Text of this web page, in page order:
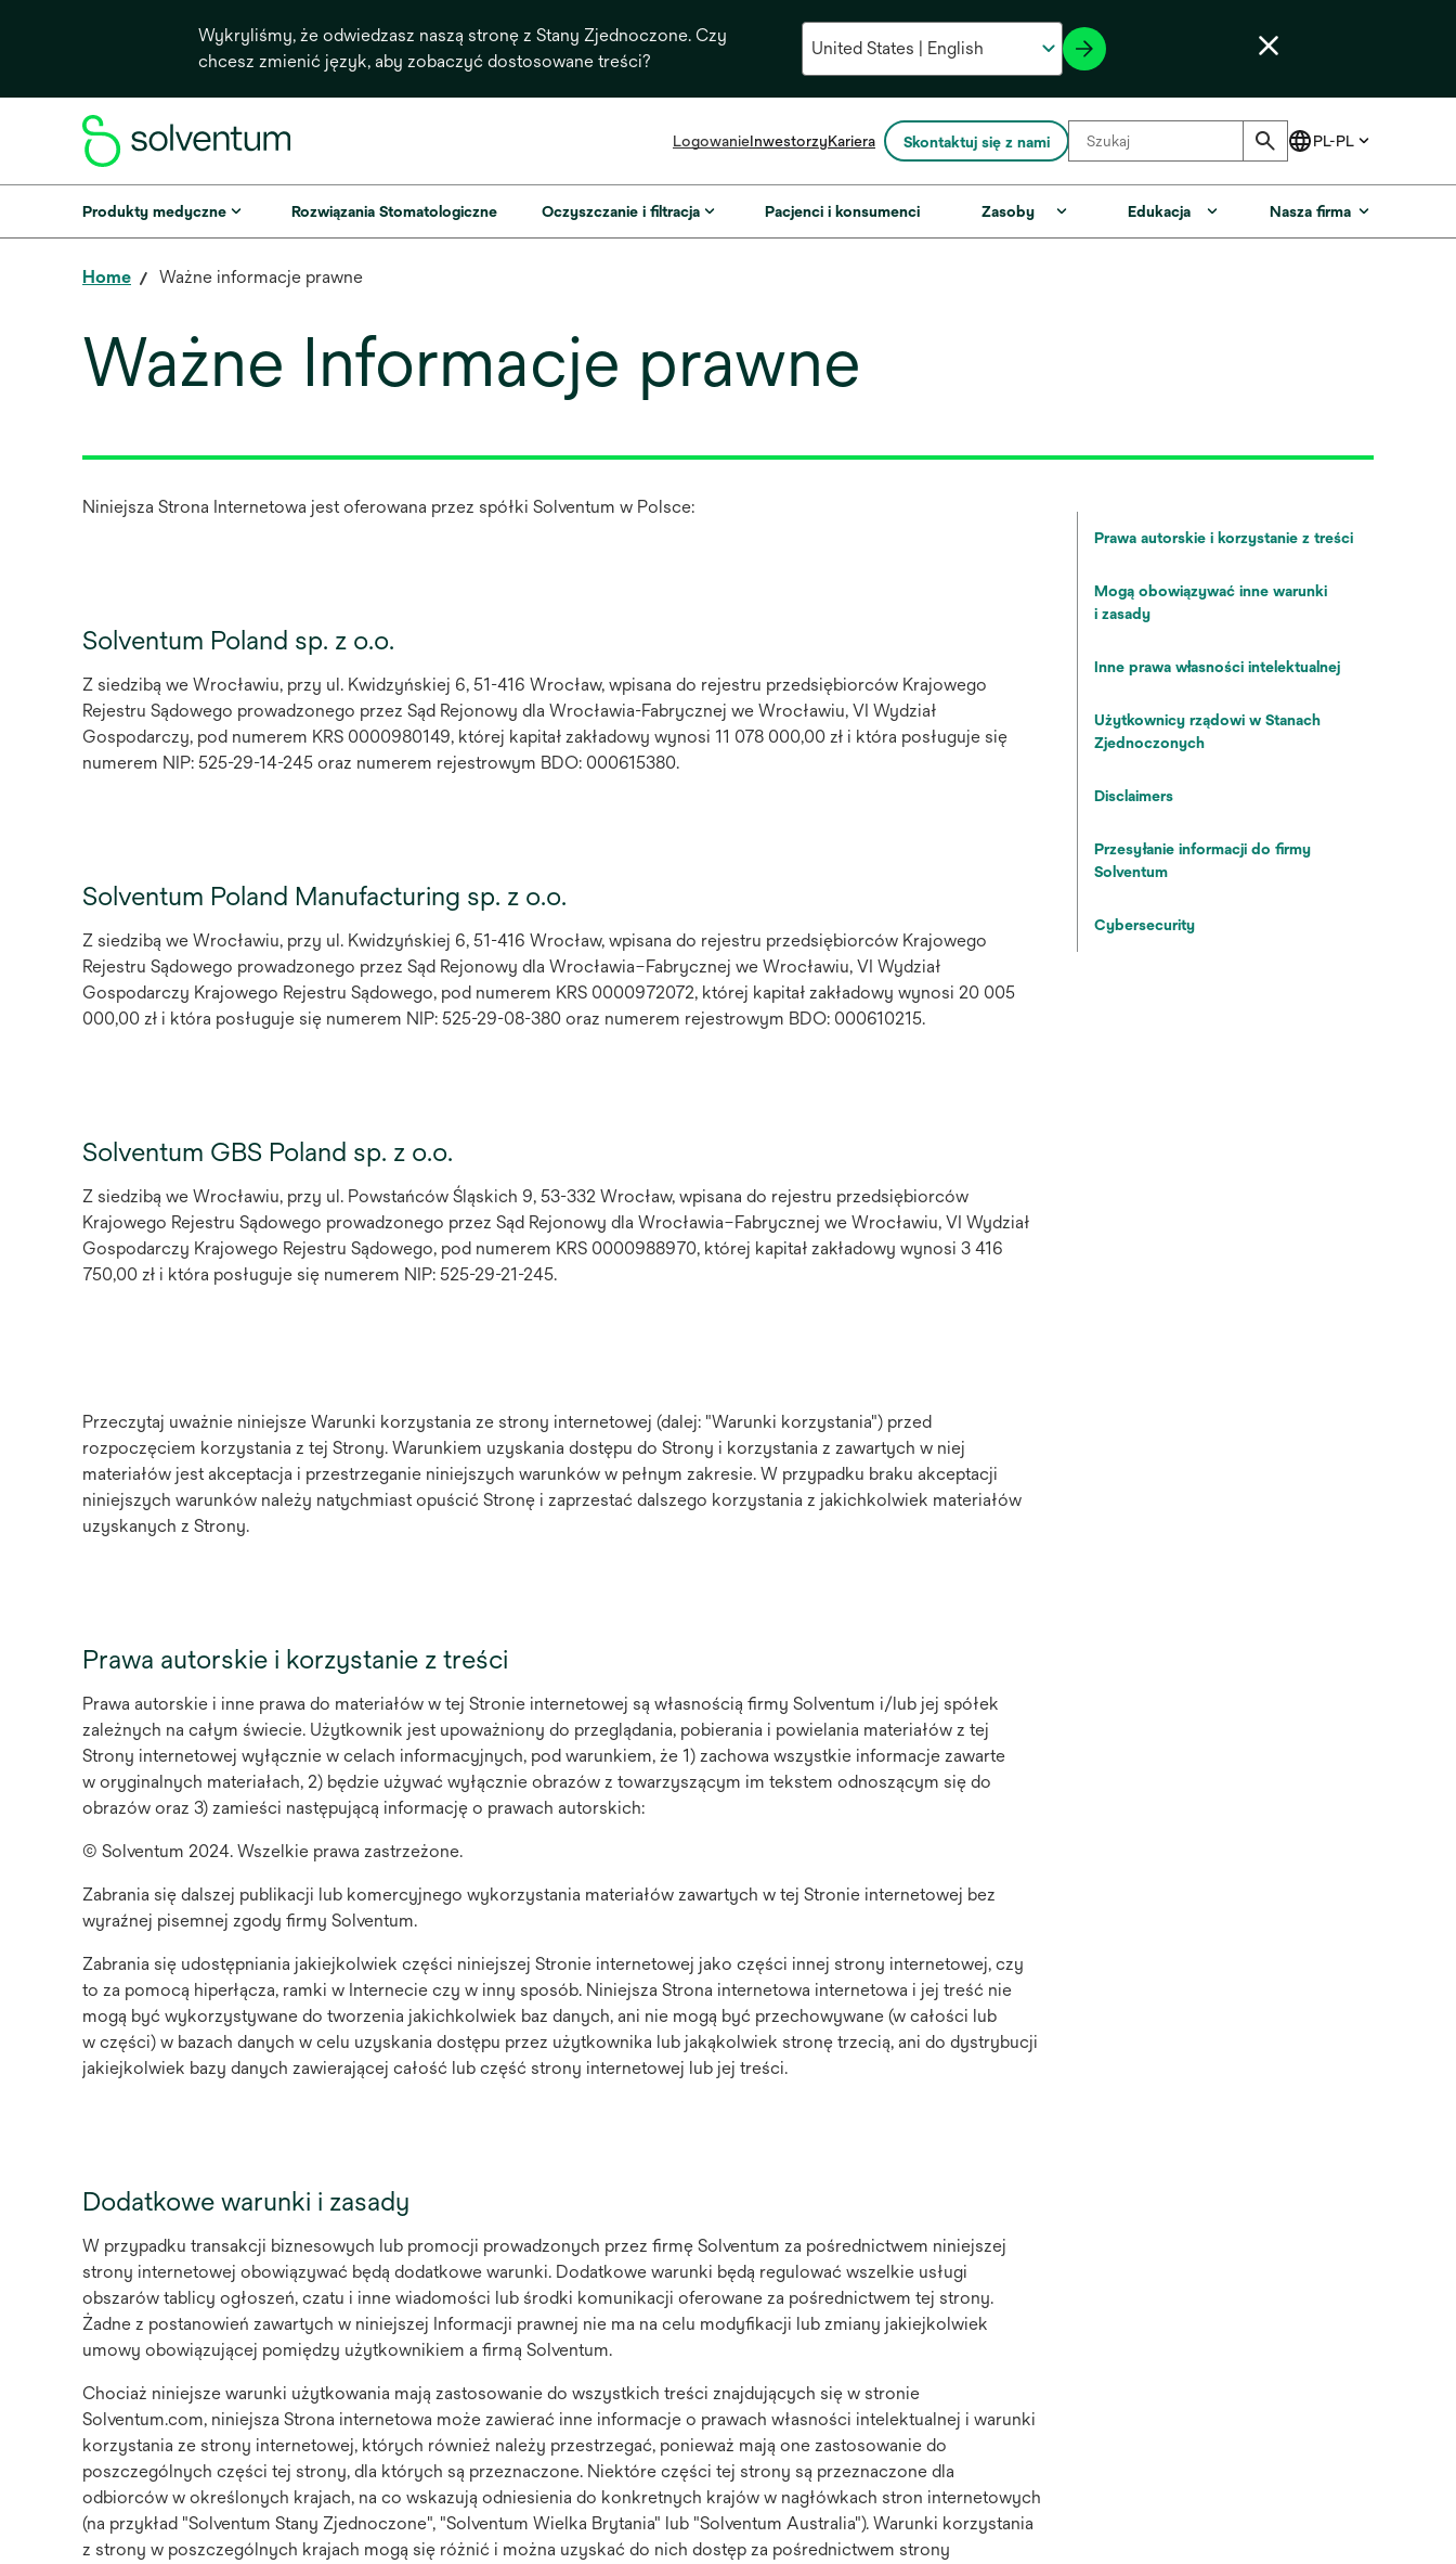
Wykryliśmy, że odwiedzasz naszą stronę z Stany Zjednoczone. Czy
chcesz zmienić język, aby zobaczyć dostosowane treści?
LogowanieInwestorzyopens
a
new
Kariera Skontaktuj się z nami
Produkty medyczne Rozwiązania Stomatologiczne Oczyszczanie i filtracja Pacjenci i konsumenci Zasoby Edukacja Nasza firma
Home Ważne informacje prawne
Ważne Informacje prawne
Prawa autorskie i korzystanie z treści
Mogą obowiązywać inne warunki
i zasady
Inne prawa własności intelektualnej
Użytkownicy rządowi w Stanach
Zjednoczonych
Disclaimers
Przesyłanie informacji do firmy
Solventum
Cybersecurity
Niniejsza Strona Internetowa jest oferowana przez spółki Solventum w Polsce:
Solventum Poland sp. z o.o.
Z siedzibą we Wrocławiu, przy ul. Kwidzyńskiej 6, 51-416 Wrocław, wpisana do rejestru przedsiębiorców Krajowego
Rejestru Sądowego prowadzonego przez Sąd Rejonowy dla Wrocławia-Fabrycznej we Wrocławiu, VI Wydział
Gospodarczy, pod numerem KRS 0000980149, której kapitał zakładowy wynosi 11 078 000,00 zł i która posługuje się
numerem NIP: 525-29-14-245 oraz numerem rejestrowym BDO: 000615380.
Solventum Poland Manufacturing sp. z o.o.
Z siedzibą we Wrocławiu, przy ul. Kwidzyńskiej 6, 51-416 Wrocław, wpisana do rejestru przedsiębiorców Krajowego
Rejestru Sądowego prowadzonego przez Sąd Rejonowy dla Wrocławia–Fabrycznej we Wrocławiu, VI Wydział
Gospodarczy Krajowego Rejestru Sądowego, pod numerem KRS 0000972072, której kapitał zakładowy wynosi 20 005
000,00 zł i która posługuje się numerem NIP: 525-29-08-380 oraz numerem rejestrowym BDO: 000610215.
Solventum GBS Poland sp. z o.o.
Z siedzibą we Wrocławiu, przy ul. Powstańców Śląskich 9, 53-332 Wrocław, wpisana do rejestru przedsiębiorców
Krajowego Rejestru Sądowego prowadzonego przez Sąd Rejonowy dla Wrocławia–Fabrycznej we Wrocławiu, VI Wydział
Gospodarczy Krajowego Rejestru Sądowego, pod numerem KRS 0000988970, której kapitał zakładowy wynosi 3 416
750,00 zł i która posługuje się numerem NIP: 525-29-21-245.
Przeczytaj uważnie niniejsze Warunki korzystania ze strony internetowej (dalej: "Warunki korzystania") przed
rozpoczęciem korzystania z tej Strony. Warunkiem uzyskania dostępu do Strony i korzystania z zawartych w niej
materiałów jest akceptacja i przestrzeganie niniejszych warunków w pełnym zakresie. W przypadku braku akceptacji
niniejszych warunków należy natychmiast opuścić Stronę i zaprzestać dalszego korzystania z jakichkolwiek materiałów
uzyskanych z Strony.
Prawa autorskie i korzystanie z treści
Prawa autorskie i inne prawa do materiałów w tej Stronie internetowej są własnością firmy Solventum i/lub jej spółek
zależnych na całym świecie. Użytkownik jest upoważniony do przeglądania, pobierania i powielania materiałów z tej
Strony internetowej wyłącznie w celach informacyjnych, pod warunkiem, że 1) zachowa wszystkie informacje zawarte
w oryginalnych materiałach, 2) będzie używać wyłącznie obrazów z towarzyszącym im tekstem odnoszącym się do
obrazów oraz 3) zamieści następującą informację o prawach autorskich:
© Solventum 2024. Wszelkie prawa zastrzeżone.
Zabrania się dalszej publikacji lub komercyjnego wykorzystania materiałów zawartych w tej Stronie internetowej bez
wyraźnej pisemnej zgody firmy Solventum.
Zabrania się udostępniania jakiejkolwiek części niniejszej Stronie internetowej jako części innej strony internetowej, czy
to za pomocą hiperłącza, ramki w Internecie czy w inny sposób. Niniejsza Strona internetowa internetowa i jej treść nie
mogą być wykorzystywane do tworzenia jakichkolwiek baz danych, ani nie mogą być przechowywane (w całości lub
w części) w bazach danych w celu uzyskania dostępu przez użytkownika lub jakąkolwiek stronę trzecią, ani do dystrybucji
jakiejkolwiek bazy danych zawierającej całość lub część strony internetowej lub jej treści.
Dodatkowe warunki i zasady
W przypadku transakcji biznesowych lub promocji prowadzonych przez firmę Solventum za pośrednictwem niniejszej
strony internetowej obowiązywać będą dodatkowe warunki. Dodatkowe warunki będą regulować wszelkie usługi
obszarów tablicy ogłoszeń, czatu i inne wiadomości lub środki komunikacji oferowane za pośrednictwem tej strony.
Żadne z postanowień zawartych w niniejszej Informacji prawnej nie ma na celu modyfikacji lub zmiany jakiejkolwiek
umowy obowiązującej pomiędzy użytkownikiem a firmą Solventum.
Chociaż niniejsze warunki użytkowania mają zastosowanie do wszystkich treści znajdujących się w stronie
Solventum.com, niniejsza Strona internetowa może zawierać inne informacje o prawach własności intelektualnej i warunki
korzystania ze strony internetowej, których również należy przestrzegać, ponieważ mają one zastosowanie do
poszczególnych części tej strony, dla których są przeznaczone. Niektóre części tej strony są przeznaczone dla
odbiorców w określonych krajach, na co wskazują odniesienia do konkretnych krajów w nagłówkach stron internetowych
(na przykład "Solventum Stany Zjednoczone", "Solventum Wielka Brytania" lub "Solventum Australia"). Warunki korzystania
z strony w poszczególnych krajach mogą się różnić i można uzyskać do nich dostęp za pośrednictwem strony